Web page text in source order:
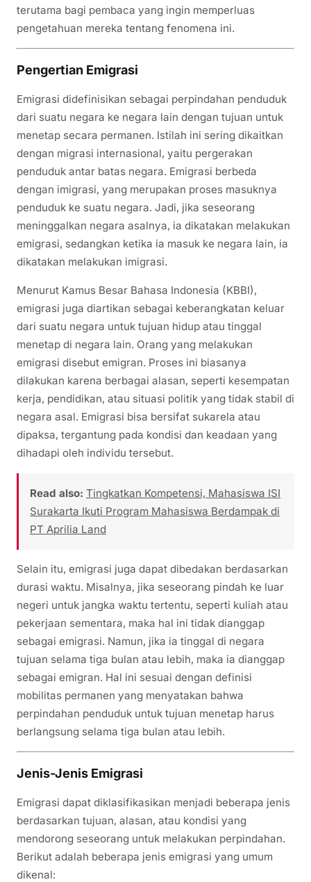
terutama bagi pembaca yang ingin memperluas
pengetahuan mereka tentang fenomena ini.
Pengertian Emigrasi
Emigrasi didefinisikan sebagai perpindahan penduduk
dari suatu negara ke negara lain dengan tujuan untuk
menetap secara permanen. Istilah ini sering dikaitkan
dengan migrasi internasional, yaitu pergerakan
penduduk antar batas negara. Emigrasi berbeda
dengan imigrasi, yang merupakan proses masuknya
penduduk ke suatu negara. Jadi, jika seseorang
meninggalkan negara asalnya, ia dikatakan melakukan
emigrasi, sedangkan ketika ia masuk ke negara lain, ia
dikatakan melakukan imigrasi.
Menurut Kamus Besar Bahasa Indonesia (KBBI),
emigrasi juga diartikan sebagai keberangkatan keluar
dari suatu negara untuk tujuan hidup atau tinggal
menetap di negara lain. Orang yang melakukan
emigrasi disebut emigran. Proses ini biasanya
dilakukan karena berbagai alasan, seperti kesempatan
kerja, pendidikan, atau situasi politik yang tidak stabil di
negara asal. Emigrasi bisa bersifat sukarela atau
dipaksa, tergantung pada kondisi dan keadaan yang
dihadapi oleh individu tersebut.
Read also: Tingkatkan Kompetensi, Mahasiswa ISI
Surakarta Ikuti Program Mahasiswa Berdampak di
PT Aprilia Land
Selain itu, emigrasi juga dapat dibedakan berdasarkan
durasi waktu. Misalnya, jika seseorang pindah ke luar
negeri untuk jangka waktu tertentu, seperti kuliah atau
pekerjaan sementara, maka hal ini tidak dianggap
sebagai emigrasi. Namun, jika ia tinggal di negara
tujuan selama tiga bulan atau lebih, maka ia dianggap
sebagai emigran. Hal ini sesuai dengan definisi
mobilitas permanen yang menyatakan bahwa
perpindahan penduduk untuk tujuan menetap harus
berlangsung selama tiga bulan atau lebih.
Jenis-Jenis Emigrasi
Emigrasi dapat diklasifikasikan menjadi beberapa jenis
berdasarkan tujuan, alasan, atau kondisi yang
mendorong seseorang untuk melakukan perpindahan.
Berikut adalah beberapa jenis emigrasi yang umum
dikenal: